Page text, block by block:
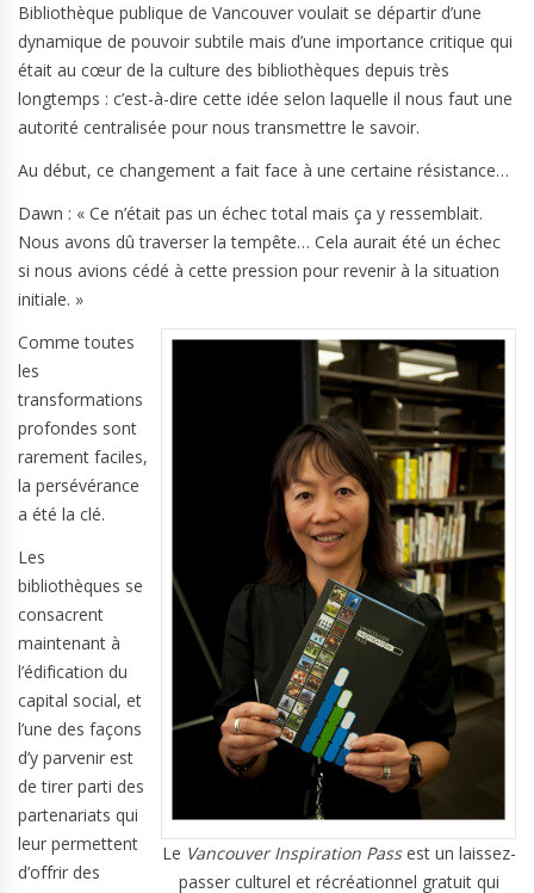
Bibliothèque publique de Vancouver voulait se départir d’une
dynamique de pouvoir subtile mais d’une importance critique qui
était au cœur de la culture des bibliothèques depuis très
longtemps : c’est-à-dire cette idée selon laquelle il nous faut une
autorité centralisée pour nous transmettre le savoir.
Au début, ce changement a fait face à une certaine résistance…
Dawn : « Ce n’était pas un échec total mais ça y ressemblait.
Nous avons dû traverser la tempête… Cela aurait été un échec
si nous avions cédé à cette pression pour revenir à la situation
initiale. »
Le Vancouver Inspiration Passest un laissez-
passer culturel et récréationnel gratuit qui
Comme toutes
les
transformations
profondes sont
rarement faciles,
la persévérance
a été la clé.
Les
bibliothèques se
consacrent
maintenant à
l’édification du
capital social, et
l’une des façons
d’y parvenir est
de tirer parti des
partenariats qui
leur permettent
d’offrir des